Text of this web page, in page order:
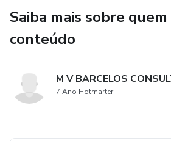
Saiba mais sobre quem
conteúdo
M V BARCELOS
7 Ano Hotmarter